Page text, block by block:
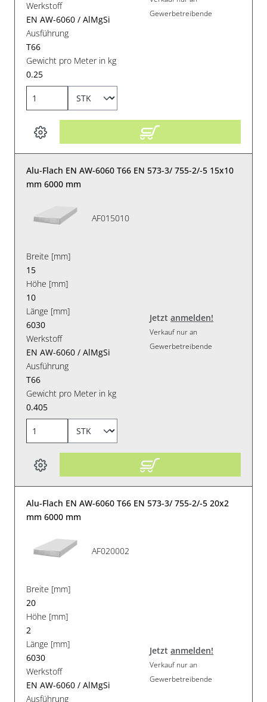
Werkstoff
EN AW-6060 / AlMgSi
Ausführung
T66
Gewicht pro Meter in kg
0.25
Gewerbetreibende
Alu-Flach EN AW-6060 T66 EN 573-3/ 755-2/-5 15x10
mm 6000 mm
AF015010
Breite [mm]
15
Höhe [mm]
10
Länge [mm]
6030
Werkstoff
EN AW-6060 / AlMgSi
Ausführung
T66
Gewicht pro Meter in kg
0.405
Jetztanmelden!
Verkauf nur an
Gewerbetreibende
Alu-Flach EN AW-6060 T66 EN 573-3/ 755-2/-5 20x2
mm 6000 mm
AF020002
Breite [mm]
20
Höhe [mm]
2
Länge [mm]
6030
Werkstoff
EN AW-6060 / AlMgSi
Ausführung
Jetztanmelden!
Verkauf nur an
Gewerbetreibende